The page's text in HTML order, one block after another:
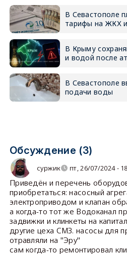
В Севастополе
тарифы на ЖКХ и
В Крыму
и водой после
В Севастополе
подачи воды
Обсуждение (3)
суржик пт, 26/07/2024 -
Приведён и перечень
приобретаться: насосный
электроприводом и клапан
а когда-то тот же Водоканал
задвижки и клинкеты на
другие цеха СМЗ. насосы для
отравляли на "Эру"
сам когда-то ремонтировал